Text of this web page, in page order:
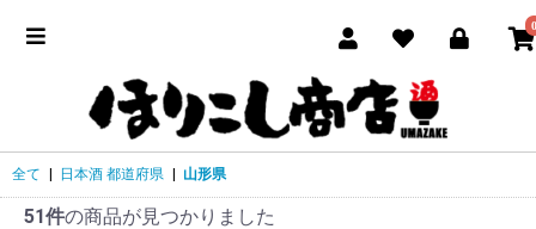
0
全て 日本酒 都道府県 山形県
51件の商品が見つかりました